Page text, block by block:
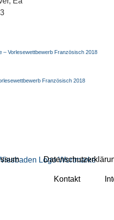
– Vorlesewettbewerb Französisch 2018
Französisch 2018
Kontakt